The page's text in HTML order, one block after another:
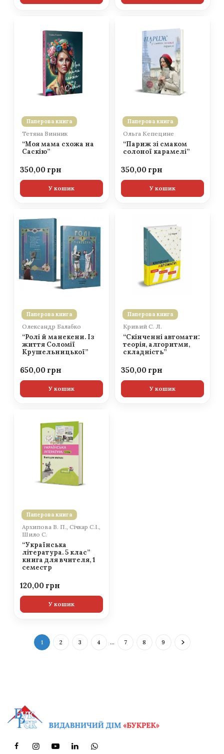
Паперова книга
Тетяна Винник
“Моя мама схожа на
Саскію”
350,00
У кошик
Паперова книга
Ольга Кепецине
“Париж зі смаком
солоної карамелі”
350,00
У кошик
Паперова книга
Олександр Балабко
“Ролі й манекени. Із
життя Соломії
Крушельницької”
650,00
У кошик
Паперова книга
Кривий С. Л.
“Скінченні автомати:
теорія, алгоритми,
складність”
350,00
У кошик
Паперова книга
Архипова В. П., Січкар С.І.,
Шило С.
“Українська
література. 5 клас”
книга для вчителя, 1
семестр
120,00
У кошик
1 2 3 4 … 7 8 9